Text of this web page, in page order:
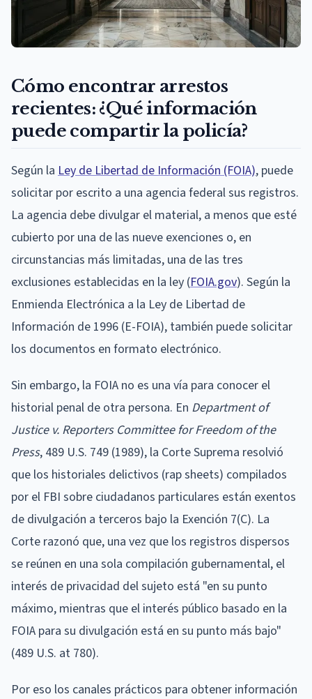
Cómo encontrar arrestos
recientes: ¿Qué información
puede compartir la policía?
Según la Ley de Libertad de Información (FOIA), puede
solicitar por escrito a una agencia federal sus registros.
La agencia debe divulgar el material, a menos que esté
cubierto por una de las nueve exenciones o, en
circunstancias más limitadas, una de las tres
exclusiones establecidas en la ley (FOIA.gov). Según la
Enmienda Electrónica a la Ley de Libertad de
Información de 1996 (E-FOIA), también puede solicitar
los documentos en formato electrónico.
Sin embargo, la FOIA no es una vía para conocer el
historial penal de otra persona. En Department of
Justice v. Reporters Committee for Freedom of the
Press, 489 U.S. 749 (1989), la Corte Suprema resolvió
que los historiales delictivos (rap sheets) compilados
por el FBI sobre ciudadanos particulares están exentos
de divulgación a terceros bajo la Exención 7(C). La
Corte razonó que, una vez que los registros dispersos
se reúnen en una sola compilación gubernamental, el
interés de privacidad del sujeto está "en su punto
máximo, mientras que el interés público basado en la
FOIA para su divulgación está en su punto más bajo"
(489 U.S. at 780).
Por eso los canales prácticos para obtener información